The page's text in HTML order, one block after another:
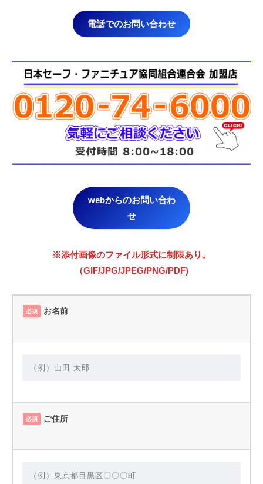
電話でのお問い合わせ
webからのお問い合わ
せ
※添付画像のファイル形式に制限あり。
（GIF/JPG/JPEG/PNG/PDF)
必須 お名前
必須 ご住所